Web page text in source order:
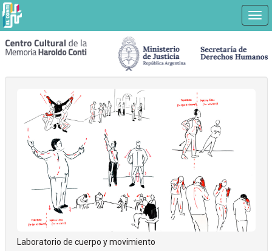
Laboratorio de cuerpo y movimiento